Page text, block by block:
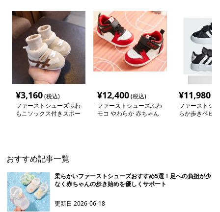
¥3,160(税込)
ファーストシューズふわ
もこソックス付きスポー
¥12,400(税込)
ファーストシューズふわ
モコ やわらか 赤ちゃん
¥11,980
ファーストシ
らか歩きベビ
おすすめ記事一覧
柔らかいファーストシューズおすすめ5選！足への負担が少
なく赤ちゃんの歩き始めを優しくサポート
更新日2026-06-18